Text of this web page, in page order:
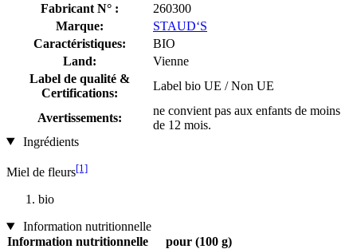
Fabricant N° :
260300
Marque:
STAUD‘S
Caractéristiques:
BIO
Land:
Vienne
Label de qualité &
Certifications:
Label bio UE / Non UE
Avertissements:
ne convient pas aux enfants de moins
de 12 mois.
Ingrédients
Miel de fleurs[1]
bio
Information nutritionnelle
Information nutritionnelle
pour (100 g)